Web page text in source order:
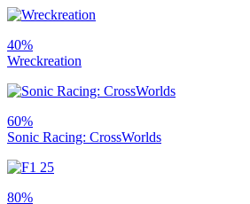
40%
Wreckreation
60%
Sonic Racing: CrossWorlds
80%